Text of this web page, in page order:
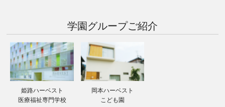
学園グループご紹介
姫路ハーベスト
医療福祉専門学校
岡本ハーベスト
こども園